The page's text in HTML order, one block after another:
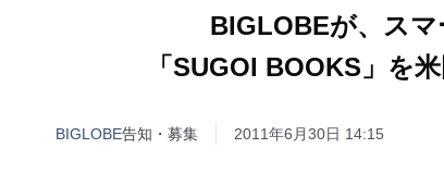
BIGLOBEが、ス
「SUGOI BOOKS」を
BIGLOBE告知・募集 2011年6月30日 14:15